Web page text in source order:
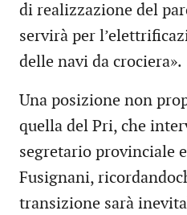
di realizzazione del
servirà per
delle navi da crociera».
Una posizione non
quella del Pri, che
segretario provinciale
Fusignani,
transizione sarà